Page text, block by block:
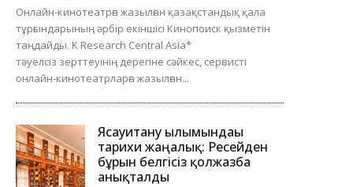
Онлайн-кинотеатрға жазылған қазақстандық қала
тұрғындарының әрбір екіншісі Кинопоиск қызметін
таңдайды. K Research Central Asia*
тәуелсіз зерттеуінің дерегіне сәйкес, сервисті
онлайн-кинотеатрларға жазылған...
Ясауитану ғылымындағы
тарихи жаңалық: Ресейден
бұрын белгісіз қолжазба
анықталды